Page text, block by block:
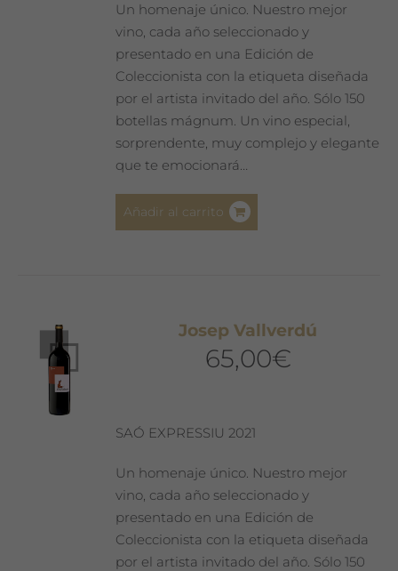
Un homenaje único. Nuestro mejor
vino, cada año seleccionado y
presentado en una Edición de
Coleccionista con la etiqueta diseñada
por el artista invitado del año. Sólo 150
botellas mágnum. Un vino especial,
sorprendente, muy complejo y elegante
que te emocionará…
Añadir al carrito
Josep Vallverdú
65,00€
SAÓ EXPRESSIU 2021
Un homenaje único. Nuestro mejor
vino, cada año seleccionado y
presentado en una Edición de
Coleccionista con la etiqueta diseñada
por el artista invitado del año. Sólo 150